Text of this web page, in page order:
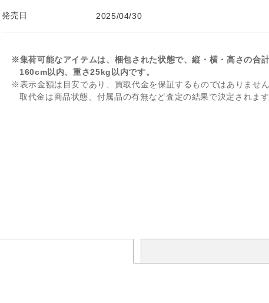
発売日 2025/04/30
※集荷可能なアイテムは、梱包された状態で、縦・横・高さの合
160cm以内、重さ25kg以内です。
※表示金額は目安であり、買取代金を保証するものではありませ
取代金は商品状態、付属品の有無など査定の結果で決定されま